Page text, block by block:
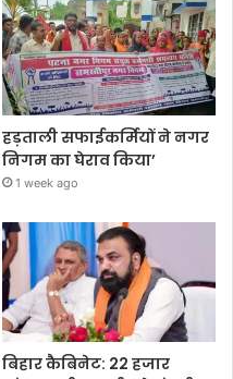
हड़ताली सफाईकर्मियों ने नगर
निगम का घेराव किया’
1 week ago
बिहार कैबिनेट: 22 हजार